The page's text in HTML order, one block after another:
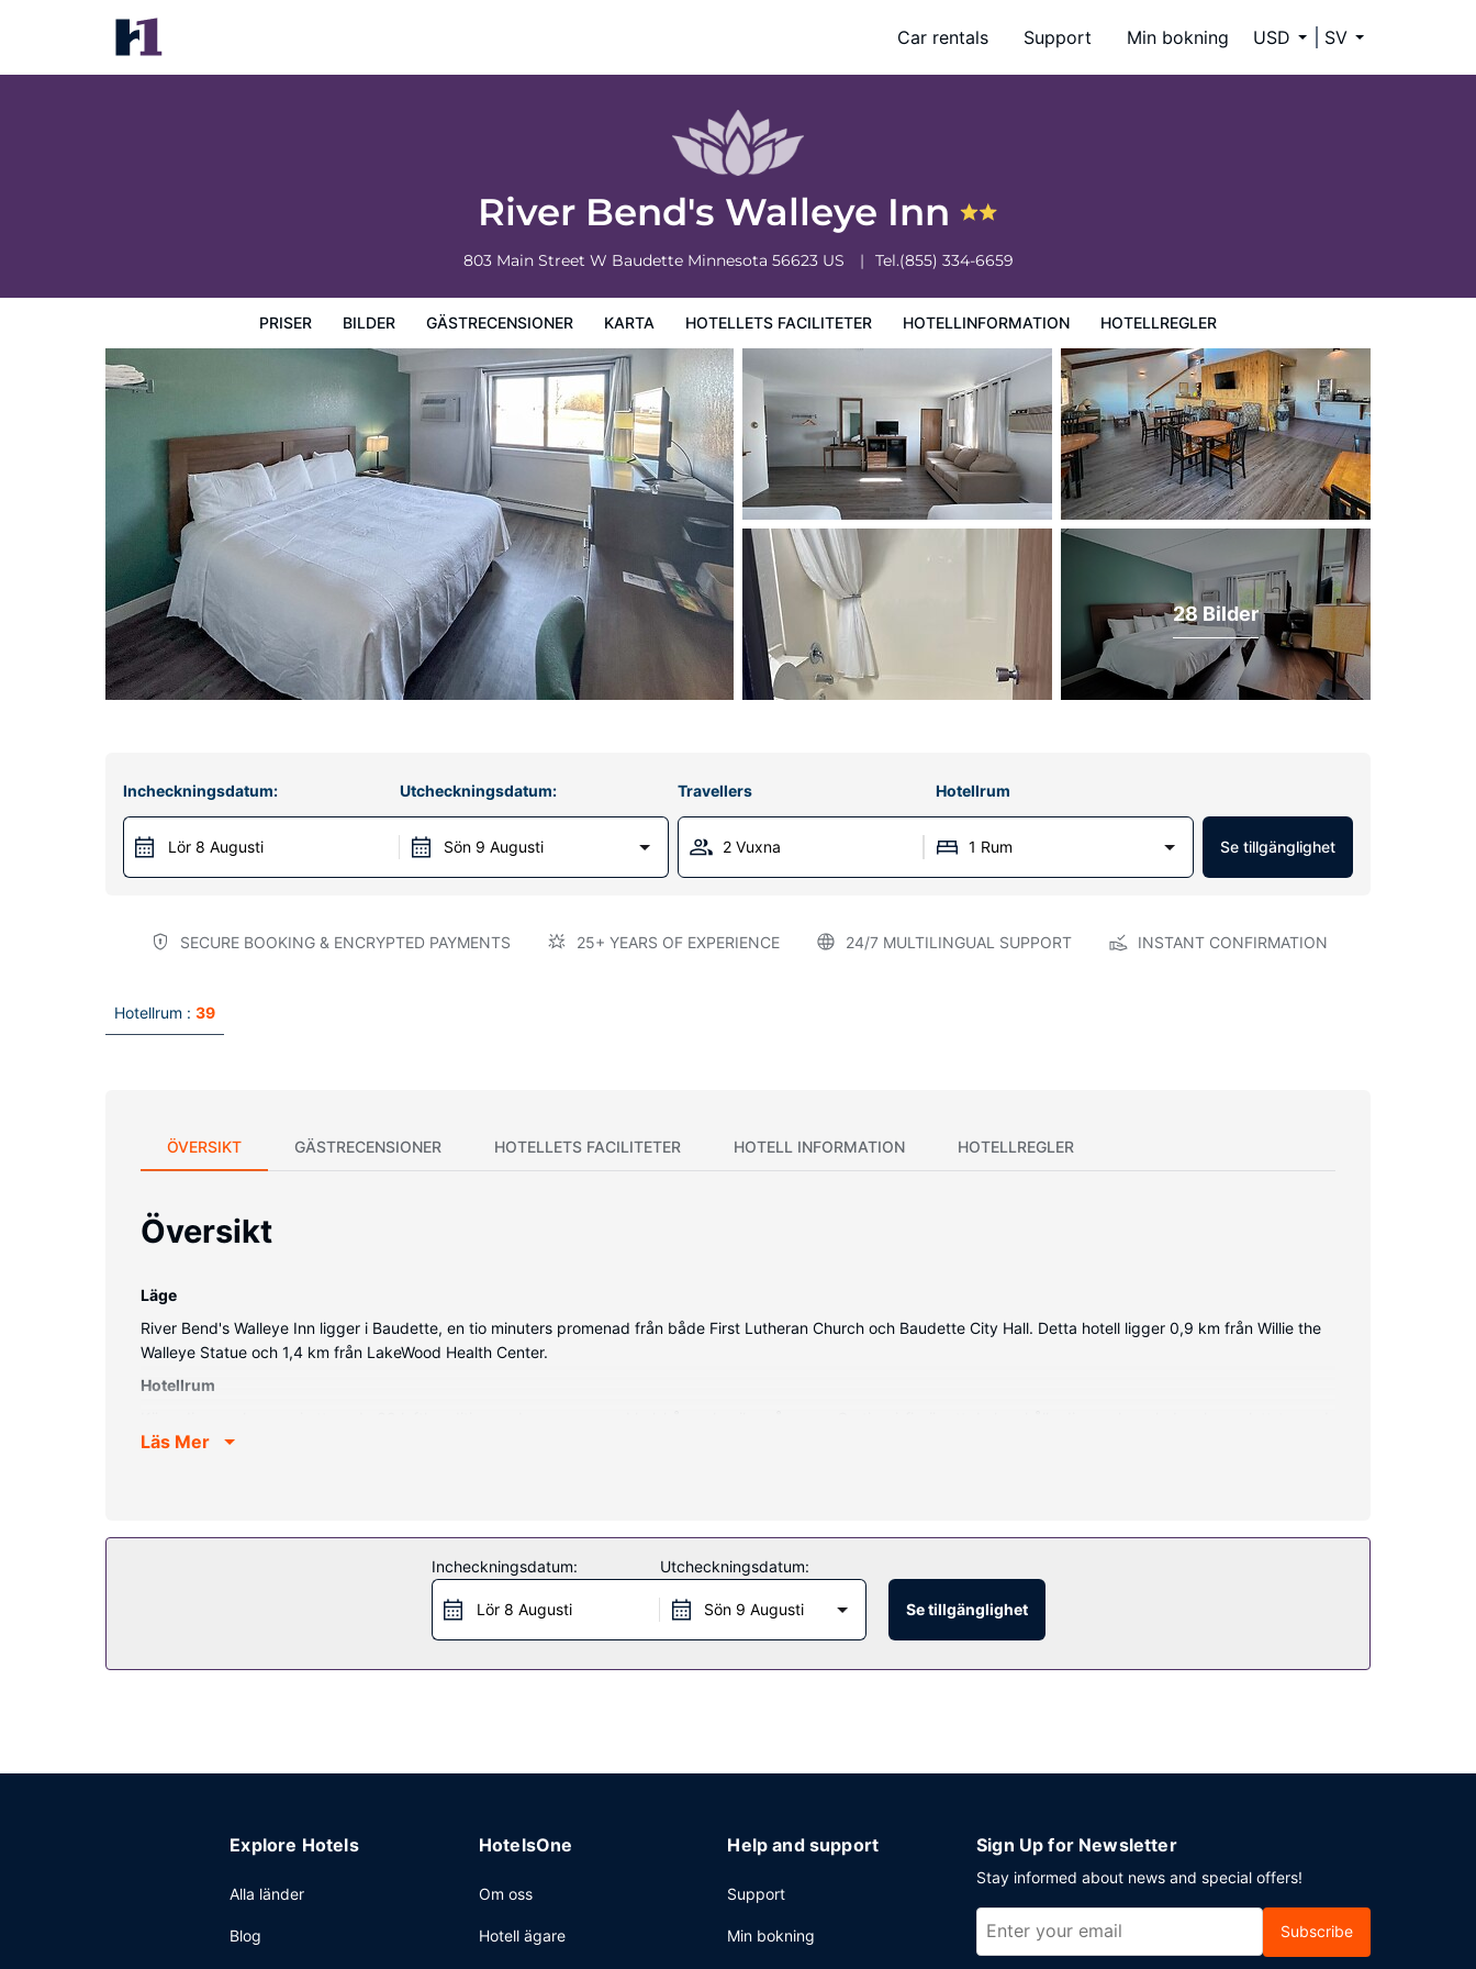
Car rentals Support Min bokning USD SV
River Bend's Walleye Inn
803 Main Street W Baudette Minnesota 56623 US Tel.(855) 334-6659
PRISER BILDER GÄSTRECENSIONER KARTA HOTELLETS FACILITETER HOTELLINFORMATION HOTELLREGLER
River Bend's Walleye Inn
Priser
28 Bilder
Incheckningsdatum:
Lör 8 Augusti
Utcheckningsdatum:
Sön 9 Augusti
Travellers Hotellrum
2 Vuxna 1 Rum Se tillgänglighet
SECURE BOOKING & ENCRYPTED PAYMENTS 25+ YEARS OF EXPERIENCE 24/7 MULTILINGUAL SUPPORT INSTANT CONFIRMATION
Hotellrum : 39
ÖVERSIKT GÄSTRECENSIONER HOTELLETS FACILITETER HOTELL INFORMATION HOTELLREGLER
Översikt
Läge
River Bend's Walleye Inn ligger i Baudette, en tio minuters promenad från både First Lutheran Church och Baudette City Hall. Detta hotell ligger 0,9 km från Willie the
Walleye Statue och 1,4 km från LakeWood Health Center.
Hotellrum
kabelkanaler erbjuder all underhållning du behöver. Badrummen har badkar/dusch och gratis toalettartiklar. På rummet finns kaffe- och tebryggare. Städning erbjuds
Här erbjuds en gratis kontinental frukost dagligen mellan 06.00 och 10.00.
Läs Mer
Incheckningsdatum:
Lör 8 Augusti
Utcheckningsdatum:
Sön 9 Augusti Se tillgänglighet
Explore Hotels
Alla länder
Blog
HotelsOne
Om oss
Hotell ägare
Help and support
Support
Min bokning
Sign Up for Newsletter
Stay informed about news and special offers!
Subscribe